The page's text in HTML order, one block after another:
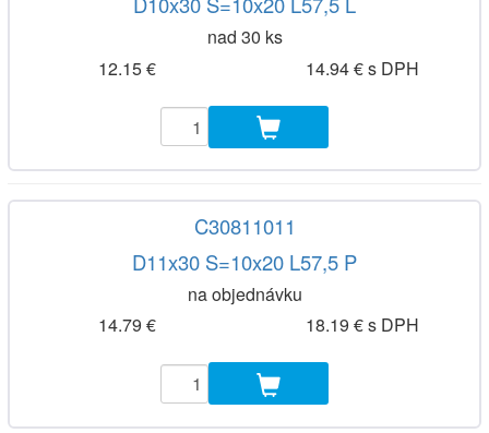
nad 30 ks
12.15 €
14.94 € s DPH
C30811011
D11x30 S=10x20 L57,5 P
na objednávku
14.79 €
18.19 € s DPH